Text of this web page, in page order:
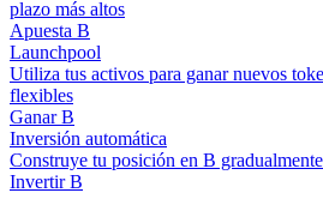
plazo más altos
Apuesta B
Launchpool
Utiliza tus activos para ganar nuevos
flexibles
Ganar B
Inversión automática
Construye tu posición en B
Invertir B